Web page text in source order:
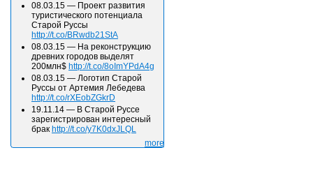
08.03.15 — Проект развития
туристического потенциала
Старой Руссы
http://t.co/BRwdb21StA
08.03.15 — На реконструкцию
древних городов выделят
200млн$ http://t.co/8oImYPdA4g
08.03.15 — Логотип Старой
Руссы от Артемия Лебедева
http://t.co/rXEobZGkrD
19.11.14 — В Старой Руссе
зарегистрирован интересный
брак http://t.co/y7K0dxJLQL
more